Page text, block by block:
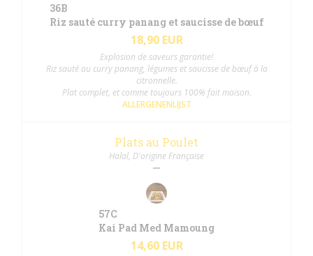
36B
Riz sauté curry panang et saucisse de bœuf
18,90 EUR
Explosion de saveurs garantie!
Riz sauté au curry panang, légumes et saucisse de bœuf à la
citronnelle.
Plat complet, et comme toujours 100% fait maison.
ALLERGENENLIJST
Plats au Poulet
Halal, D'origine Française
57C
Kai Pad Med Mamoung
14,60 EUR